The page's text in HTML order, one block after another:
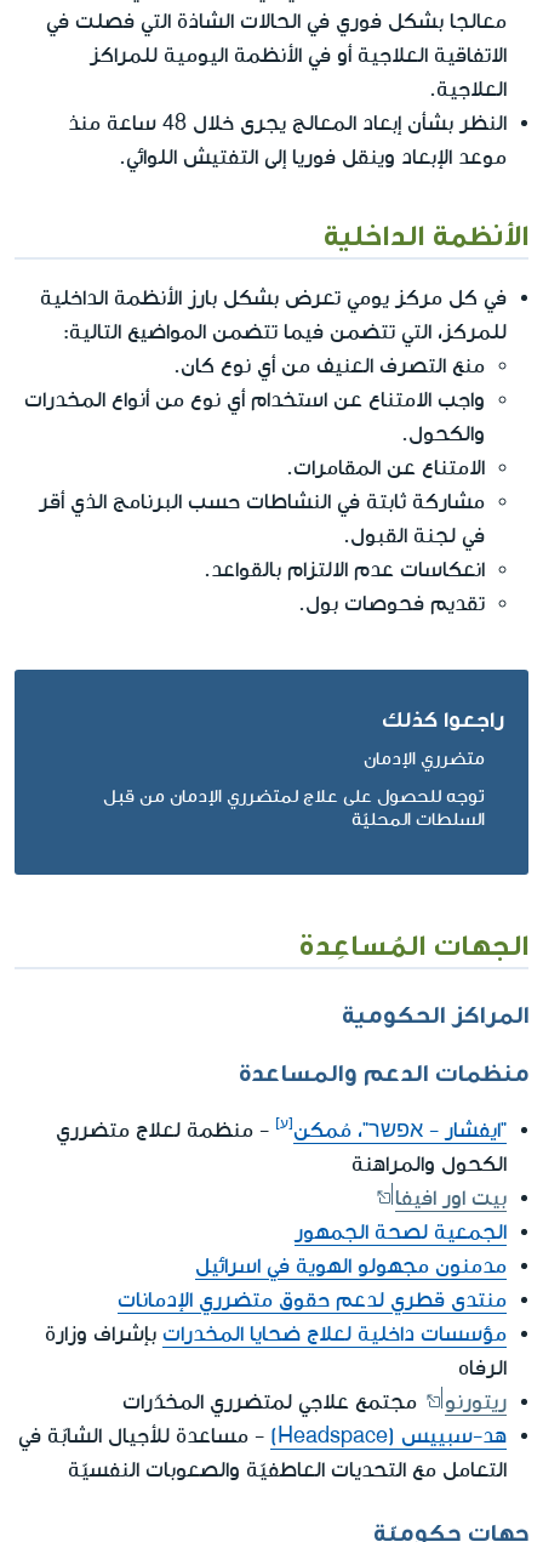
معالجا بشكل فوري في الحالات الشاذة التي فصلت في
الاتفاقية العلاجية أو في الأنظمة اليومية للمراكز
العلاجية.
النظر بشأن إبعاد المعالج يجرى خلال 48 ساعة منذ
موعد الإبعاد وينقل فوريا إلى التفتيش اللوائي.
الأنظمة الداخلية
في كل مركز يومي تعرض بشكل بارز الأنظمة الداخلية
للمركز، التي تتضمن فيما تتضمن المواضيع التالية:
منع التصرف العنيف من أي نوع كان.
واجب الامتناع عن استخدام أي نوع من أنواع المخدرات
والكحول.
الامتناع عن المقامرات.
مشاركة ثابتة في النشاطات حسب البرنامج الذي أقر
في لجنة القبول.
انعكاسات عدم الالتزام بالقواعد.
تقديم فحوصات بول.
راجعوا كذلك
متضرري الإدمان
توجه للحصول على علاج لمتضرري الإدمان من قبل
السلطات المحليّة
الجهات المُساعِدة
المراكز الحكومية
منظمات الدعم والمساعدة
"ايفشار - אפשר"، مُمكن
- منظمة لعلاج متضرري
الكحول والمراهنة
بيت اور افيفا
الجمعية لصحة الجمهور
مدمنون مجهولو الهوية في اسرائيل
منتدى قطري لدعم حقوق متضرري الإدمانات
مؤسسات داخلية لعلاج ضحايا المخدرات بإشراف وزارة
الرفاه
ريتورنو
مجتمع علاجي لمتضرري المخدّرات
هد-سبييس (Headspace)
- مساعدة للأجيال الشابّة في
التعامل مع التحديات العاطفيّة والصعوبات النفسيّة
جهات حكوميّة